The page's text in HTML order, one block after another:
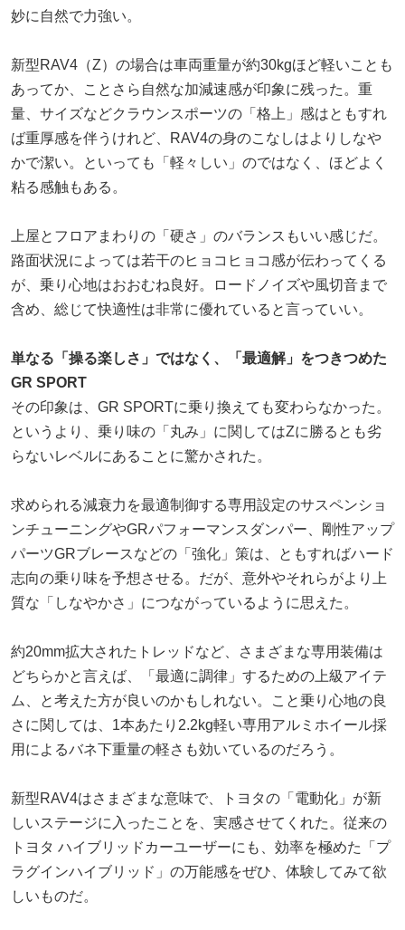
妙に自然で力強い。
新型RAV4（Z）の場合は車両重量が約30kgほど軽いことも
あってか、ことさら自然な加減速感が印象に残った。重
量、サイズなどクラウンスポーツの「格上」感はともすれ
ば重厚感を伴うけれど、RAV4の身のこなしはよりしなや
かで潔い。といっても「軽々しい」のではなく、ほどよく
粘る感触もある。
上屋とフロアまわりの「硬さ」のバランスもいい感じだ。
路面状況によっては若干のヒョコヒョコ感が伝わってくる
が、乗り心地はおおむね良好。ロードノイズや風切音まで
含め、総じて快適性は非常に優れていると言っていい。
単なる「操る楽しさ」ではなく、「最適解」をつきつめた
GR SPORT
その印象は、GR SPORTに乗り換えても変わらなかった。
というより、乗り味の「丸み」に関してはZに勝るとも劣
らないレベルにあることに驚かされた。
求められる減衰力を最適制御する専用設定のサスペンショ
ンチューニングやGRパフォーマンスダンパー、剛性アップ
パーツGRブレースなどの「強化」策は、ともすればハード
志向の乗り味を予想させる。だが、意外やそれらがより上
質な「しなやかさ」につながっているように思えた。
約20mm拡大されたトレッドなど、さまざまな専用装備は
どちらかと言えば、「最適に調律」するための上級アイテ
ム、と考えた方が良いのかもしれない。こと乗り心地の良
さに関しては、1本あたり2.2kg軽い専用アルミホイール採
用によるバネ下重量の軽さも効いているのだろう。
新型RAV4はさまざまな意味で、トヨタの「電動化」が新
しいステージに入ったことを、実感させてくれた。従来の
トヨタ ハイブリッドカーユーザーにも、効率を極めた「プ
ラグインハイブリッド」の万能感をぜひ、体験してみて欲
しいものだ。